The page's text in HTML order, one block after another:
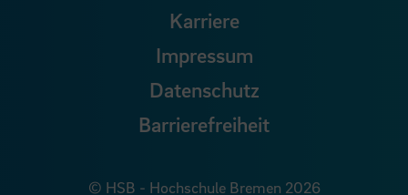
Karriere
Impressum
Datenschutz
Barrierefreiheit
© HSB - Hochschule Bremen 2026